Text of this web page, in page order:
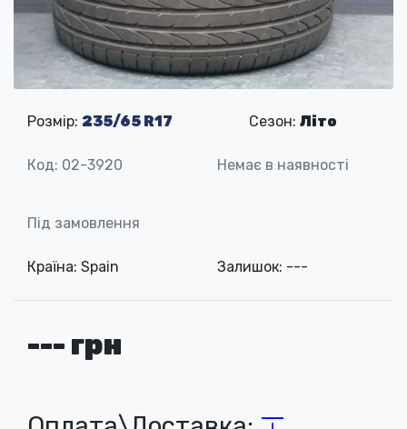
Розмір: 235/65 R17 Сезон: Літо
Код: 02-3920 Немає в наявності
Під замовлення
Країна: Spain Залишок: ---
--- грн